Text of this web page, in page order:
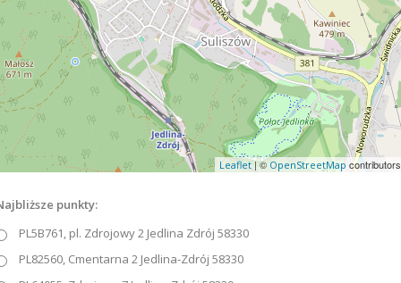
Leaflet| © OpenStreetMap contributors
punkty:
PL5B761, pl. Zdrojowy 2 Jedlina Zdrój 58330
PL82560, Cmentarna 2 Jedlina-Zdrój 58330